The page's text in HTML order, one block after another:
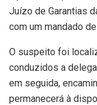
Juízo de Garantias
com um mandado
O suspeito foi
conduzidos a
em seguida,
permanecerá à